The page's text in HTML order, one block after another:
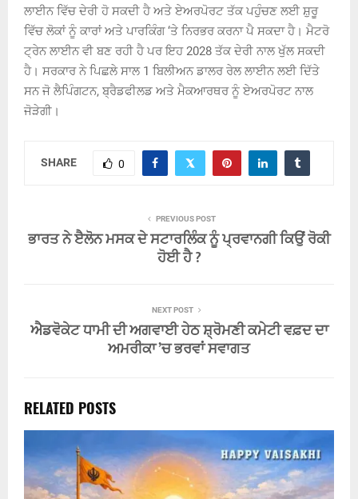
ਲਾਈਨ ਵਿੱਚ ਦੇਰੀ ਹੋ ਸਕਦੀ ਹੈ ਅਤੇ ਏਅਰਪੋਰਟ ਤੱਕ ਪਹੁੰਚਣ ਲਈ ਸ਼ੁਰੂ
ਵਿੱਚ ਲੋਕਾਂ ਨੂੰ ਕਾਰਾਂ ਅਤੇ ਪਾਰਕਿੰਗ ‘ਤੇ ਨਿਰਭਰ ਕਰਨਾ ਪੈ ਸਕਦਾ ਹੈ। ਮੈਟਰੋ
ਟ੍ਰੇਨ ਲਾਈਨ ਵੀ ਬਣ ਰਹੀ ਹੈ ਪਰ ਇਹ 2028 ਤੱਕ ਦੇਰੀ ਨਾਲ ਖੁੱਲ ਸਕਦੀ
ਹੈ। ਸਰਕਾਰ ਨੇ ਪਿਛਲੇ ਸਾਲ 1 ਬਿਲੀਅਨ ਡਾਲਰ ਰੇਲ ਲਾਈਨ ਲਈ ਦਿੱਤੇ
ਸਨ ਜੋ ਲੈਪਿੰਗਟਨ, ਬ੍ਰੈਡਫੀਲਡ ਅਤੇ ਮੈਕਆਰਥਰ ਨੂੰ ਏਅਰਪੋਰਟ ਨਾਲ
ਜੋੜੇਗੀ।
SHARE 0
PREVIOUS POST
ਭਾਰਤ ਨੇ ੲੈਲੋਨ ਮਸਕ ਦੇ ਸਟਾਰਲਿੰਕ ਨੂੰ ਪ੍ਰਵਾਨਗੀ ਕਿਉਂ ਰੋਕੀ
ਹੋਈ ਹੈ ?
NEXT POST
ਐਡਵੋਕੇਟ ਧਾਮੀ ਦੀ ਅਗਵਾਈ ਹੇਠ ਸ਼੍ਰੋਮਣੀ ਕਮੇਟੀ ਵਫ਼ਦ ਦਾ
ਅਮਰੀਕਾ ’ਚ ਭਰਵਾਂ ਸਵਾਗਤ
RELATED POSTS